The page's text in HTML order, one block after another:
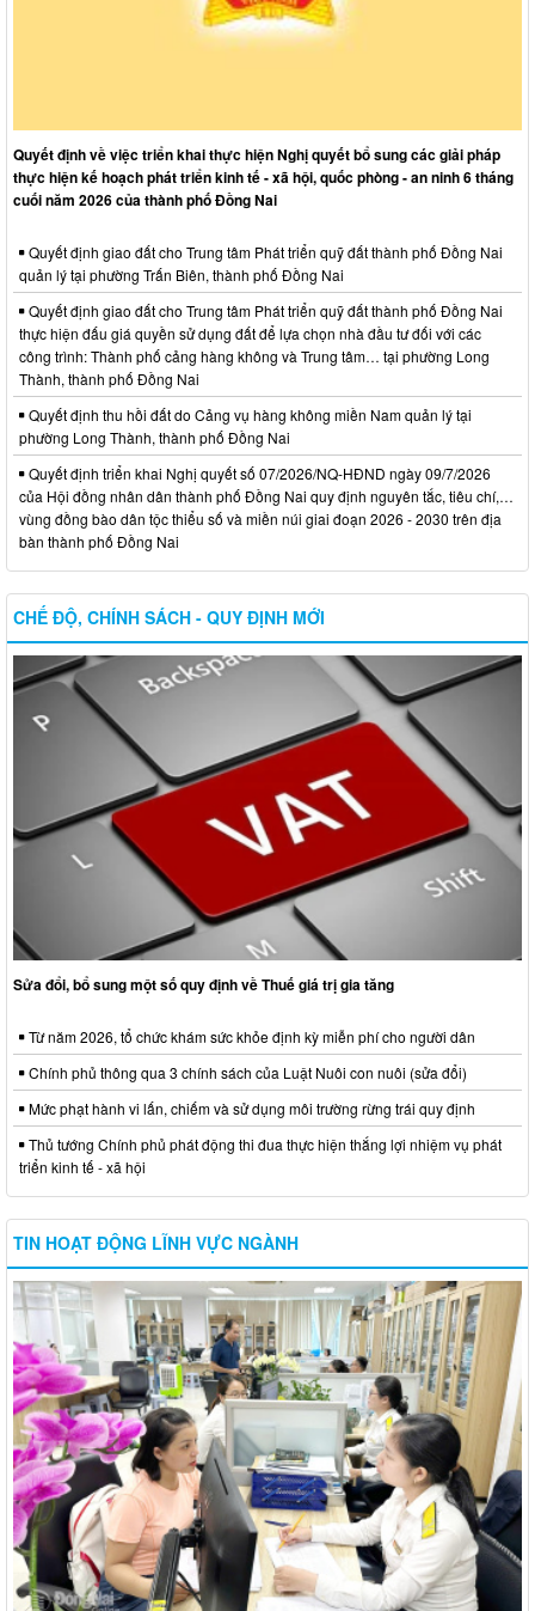
Quyết định về việc triển khai thực hiện Nghị quyết bổ sung các giải pháp
thực hiện kế hoạch phát triển kinh tế - xã hội, quốc phòng - an ninh 6 tháng
cuối năm 2026 của thành phố Đồng Nai
Quyết định giao đất cho Trung tâm Phát triển quỹ đất thành phố Đồng Nai
quản lý tại phường Trấn Biên, thành phố Đồng Nai
Quyết định giao đất cho Trung tâm Phát triển quỹ đất thành phố Đồng Nai
thực hiện đấu giá quyền sử dụng đất để lựa chọn nhà đầu tư đối với các
công trình: Thành phố cảng hàng không và Trung tâm… tại phường Long
Thành, thành phố Đồng Nai
Quyết định thu hồi đất do Cảng vụ hàng không miền Nam quản lý tại
phường Long Thành, thành phố Đồng Nai
Quyết định triển khai Nghị quyết số 07/2026/NQ-HĐND ngày 09/7/2026
của Hội đồng nhân dân thành phố Đồng Nai quy định nguyên tắc, tiêu chí,…
vùng đồng bào dân tộc thiểu số và miền núi giai đoạn 2026 - 2030 trên địa
bàn thành phố Đồng Nai
CHẾ ĐỘ, CHÍNH SÁCH - QUY ĐỊNH MỚI
Sửa đổi, bổ sung một số quy định về Thuế giá trị gia tăng
Từ năm 2026, tổ chức khám sức khỏe định kỳ miễn phí cho người dân
Chính phủ thông qua 3 chính sách của Luật Nuôi con nuôi (sửa đổi)
Mức phạt hành vi lấn, chiếm và sử dụng môi trường rừng trái quy định
Thủ tướng Chính phủ phát động thi đua thực hiện thắng lợi nhiệm vụ phát
triển kinh tế - xã hội
TIN HOẠT ĐỘNG LĨNH VỰC NGÀNH